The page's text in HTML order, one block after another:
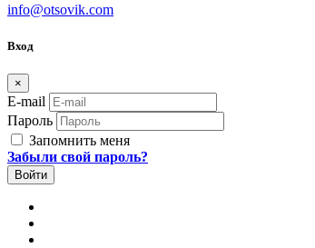
info@otsovik.com
Вход
×
E-mail
Пароль
Запомнить меня
Забыли свой пароль?